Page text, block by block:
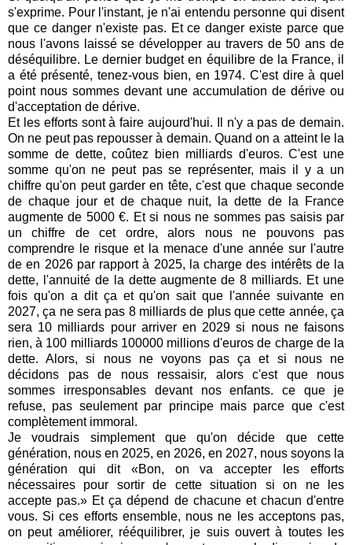
s'exprime. Pour l'instant, je n'ai entendu personne qui disent
que ce danger n'existe pas. Et ce danger existe parce que
nous l'avons laissé se développer au travers de 50 ans de
déséquilibre. Le dernier budget en équilibre de la France, il
a été présenté, tenez-vous bien, en 1974. C'est dire à quel
point nous sommes devant une accumulation de dérive ou
d'acceptation de dérive.
Et les efforts sont à faire aujourd'hui. Il n'y a pas de demain.
On ne peut pas repousser à demain. Quand on a atteint le la
somme de dette, coûtez bien milliards d'euros. C'est une
somme qu'on ne peut pas se représenter, mais il y a un
chiffre qu'on peut garder en tête, c'est que chaque seconde
de chaque jour et de chaque nuit, la dette de la France
augmente de 5000 €. Et si nous ne sommes pas saisis par
un chiffre de cet ordre, alors nous ne pouvons pas
comprendre le risque et la menace d'une année sur l'autre
de en 2026 par rapport à 2025, la charge des intérêts de la
dette, l'annuité de la dette augmente de 8 milliards. Et une
fois qu'on a dit ça et qu'on sait que l'année suivante en
2027, ça ne sera pas 8 milliards de plus que cette année, ça
sera 10 milliards pour arriver en 2029 si nous ne faisons
rien, à 100 milliards 100000 millions d'euros de charge de la
dette. Alors, si nous ne voyons pas ça et si nous ne
décidons pas de nous ressaisir, alors c'est que nous
sommes irresponsables devant nos enfants. ce que je
refuse, pas seulement par principe mais parce que c'est
complètement immoral.
Je voudrais simplement que qu'on décide que cette
génération, nous en 2025, en 2026, en 2027, nous soyons la
génération qui dit «Bon, on va accepter les efforts
nécessaires pour sortir de cette situation si on ne les
accepte pas.» Et ça dépend de chacune et chacun d'entre
vous. Si ces efforts ensemble, nous ne les acceptons pas,
on peut améliorer, rééquilibrer, je suis ouvert à toutes les